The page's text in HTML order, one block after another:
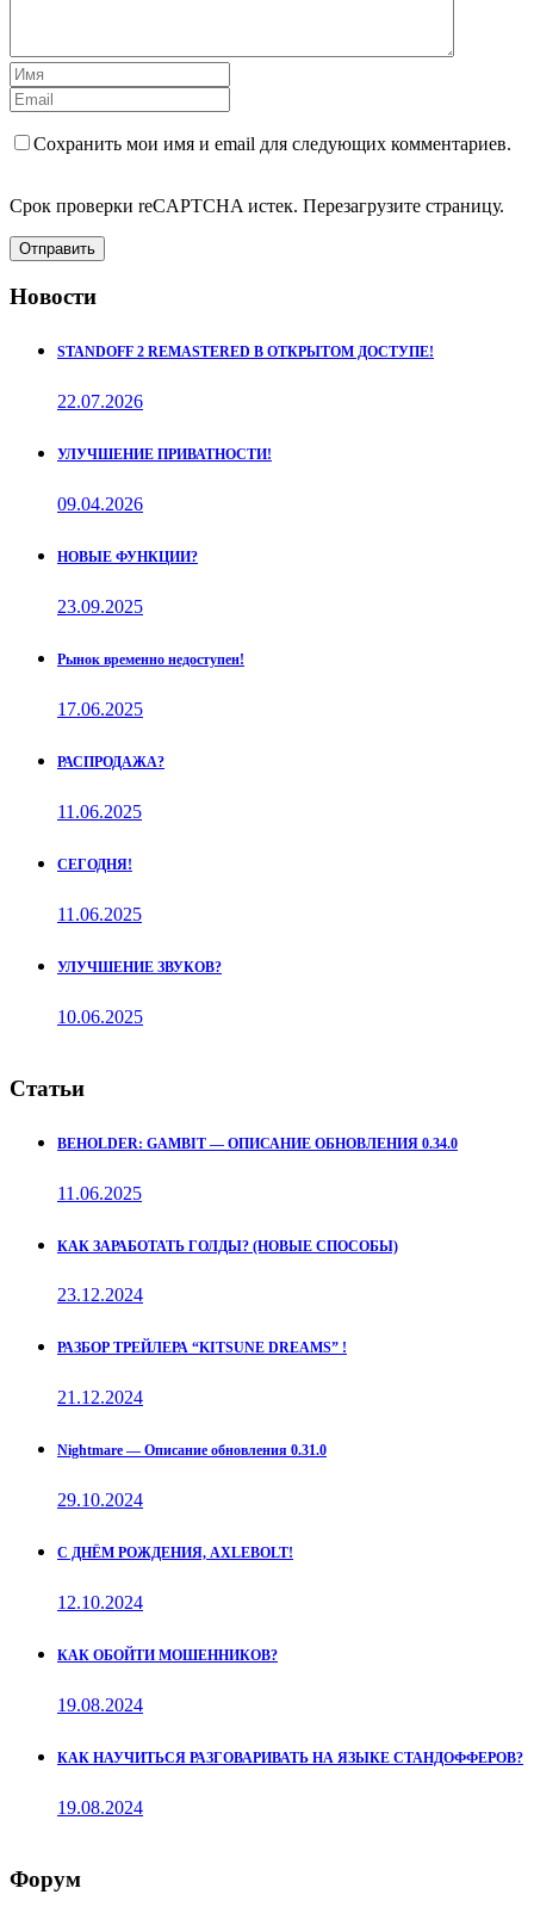
Сохранить мои имя и email для следующих комментариев.
Срок проверки reCAPTCHA истек. Перезагрузите страницу.
Отправить
Новости
STANDOFF 2 REMASTERED В ОТКРЫТОМ ДОСТУПЕ!
22.07.2026
УЛУЧШЕНИЕ ПРИВАТНОСТИ!
09.04.2026
НОВЫЕ ФУНКЦИИ?
23.09.2025
Рынок временно недоступен!
17.06.2025
РАСПРОДАЖА?
11.06.2025
СЕГОДНЯ!
11.06.2025
УЛУЧШЕНИЕ ЗВУКОВ?
10.06.2025
Статьи
BEHOLDER: GAMBIT — ОПИСАНИЕ ОБНОВЛЕНИЯ 0.34.0
11.06.2025
КАК ЗАРАБОТАТЬ ГОЛДЫ? (НОВЫЕ СПОСОБЫ)
23.12.2024
РАЗБОР ТРЕЙЛЕРА “KITSUNE DREAMS” !
21.12.2024
Nightmare — Описание обновления 0.31.0
29.10.2024
С ДНЁМ РОЖДЕНИЯ, AXLEBOLT!
12.10.2024
КАК ОБОЙТИ МОШЕННИКОВ?
19.08.2024
КАК НАУЧИТЬСЯ РАЗГОВАРИВАТЬ НА ЯЗЫКЕ СТАНДОФФЕРОВ?
19.08.2024
Форум